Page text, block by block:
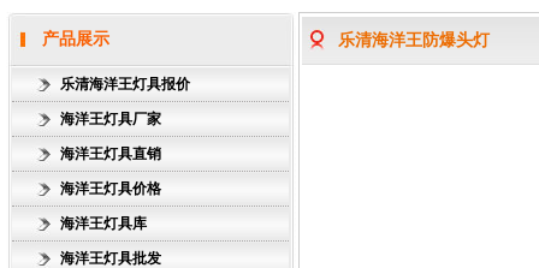
产品展示
乐清海洋王灯具报价
海洋王灯具厂家
海洋王灯具直销
海洋王灯具价格
海洋王灯具库
海洋王灯具批发
乐清海洋王防爆头灯